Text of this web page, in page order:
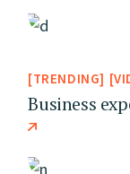
TRENDING
Business